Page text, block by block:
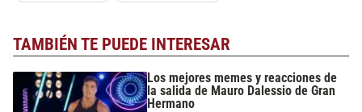
TAMBIÉN TE PUEDE INTERESAR
Los mejores memes y reacciones de
la salida de Mauro Dalessio de Gran
Hermano